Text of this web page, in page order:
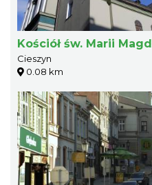
Kościół św. Marii
Cieszyn
0.08 km